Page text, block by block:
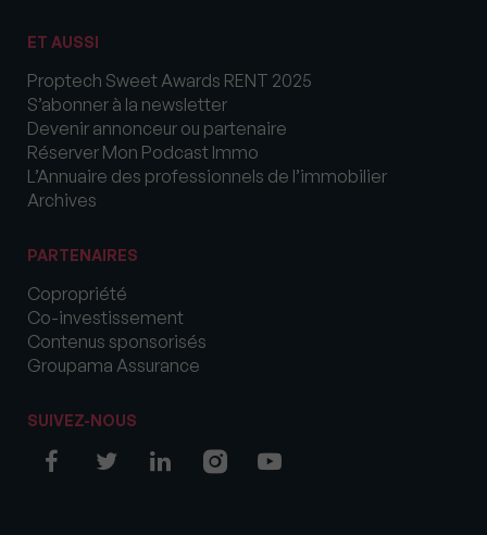
ET AUSSI
Proptech Sweet Awards RENT 2025
S’abonner à la newsletter
Devenir annonceur ou partenaire
Réserver Mon Podcast Immo
L’Annuaire des professionnels de l’immobilier
Archives
PARTENAIRES
Copropriété
Co-investissement
Contenus sponsorisés
Groupama Assurance
SUIVEZ-NOUS